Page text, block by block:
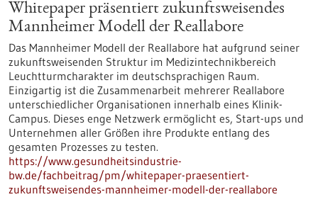
Whitepaper präsentiert zukunftsweisendes
Mannheimer Modell der Reallabore
Das Mannheimer Modell der Reallabore hat aufgrund seiner
zukunftsweisenden Struktur im Medizintechnikbereich
Leuchtturmcharakter im deutschsprachigen Raum.
Einzigartig ist die Zusammenarbeit mehrerer Reallabore
unterschiedlicher Organisationen innerhalb eines Klinik-
Campus. Dieses enge Netzwerk ermöglicht es, Start-ups und
Unternehmen aller Größen ihre Produkte entlang des
gesamten Prozesses zu testen.
https://www.gesundheitsindustrie-
bw.de/fachbeitrag/pm/whitepaper-praesentiert-
zukunftsweisendes-mannheimer-modell-der-reallabore